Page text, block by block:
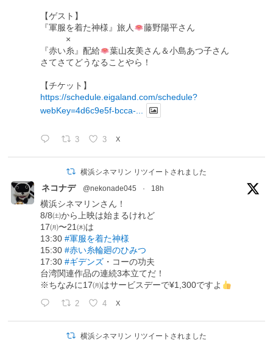
【ゲスト】
『軍服を着た神様』旅人
藤野陽平さん
×
『赤い糸』配給
葉山友美さん＆小島あつ子さん
さてさてどうなることやら！
【チケット】
https://schedule.eigaland.com/schedule?
webKey=4d6c9e5f-bcca-...
3 3 X
横浜シネマリン リツイートされました
ネコナデ @nekonade045 · 18h
横浜シネマリンさん！
8/8㈯から上映は始まるけれど
17㈪〜21㈭は
13:30#軍服を着た神様
15:30#赤い糸輪廻のひみつ
17:30#ギデンズ ・コーの功夫
台湾関連作品の連続3本立てだ！
※ちなみに17㈪はサービスデーで¥1,300ですよ
2 4 X
横浜シネマリン リツイートされました